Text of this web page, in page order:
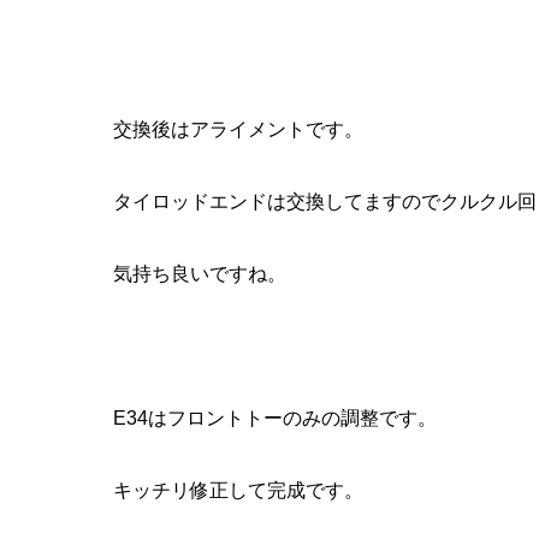
交換後はアライメントです。
タイロッドエンドは交換してますのでクルクル
気持ち良いですね。
E34はフロントトーのみの調整です。
キッチリ修正して完成です。